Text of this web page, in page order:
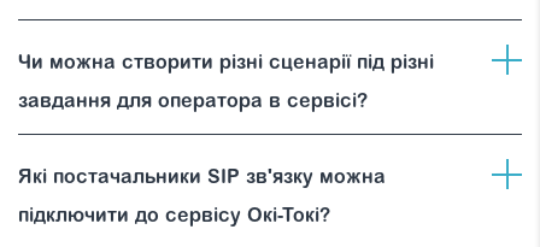
Чи можна створити різні сценарії під різні
завдання для оператора в сервісі?
Які постачальники SIP зв'язку можна
підключити до сервісу Окі-Токі?